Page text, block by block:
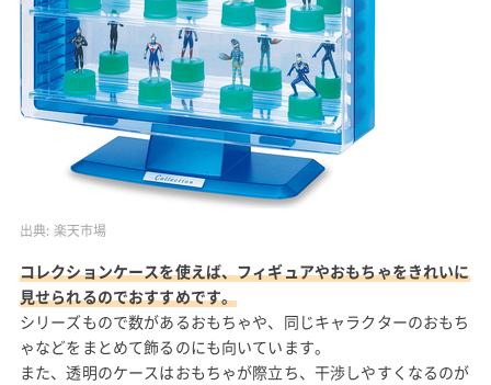
出典: 楽天市場
コレクションケースを使えば、フィギュアやおもちゃをきれいに
見せられるのでおすすめです。
シリーズもので数があるおもちゃや、同じキャラクターのおもち
ゃなどをまとめて飾るのにも向いています。
また、透明のケースはおもちゃが際立ち、干渉しやすくなるのが